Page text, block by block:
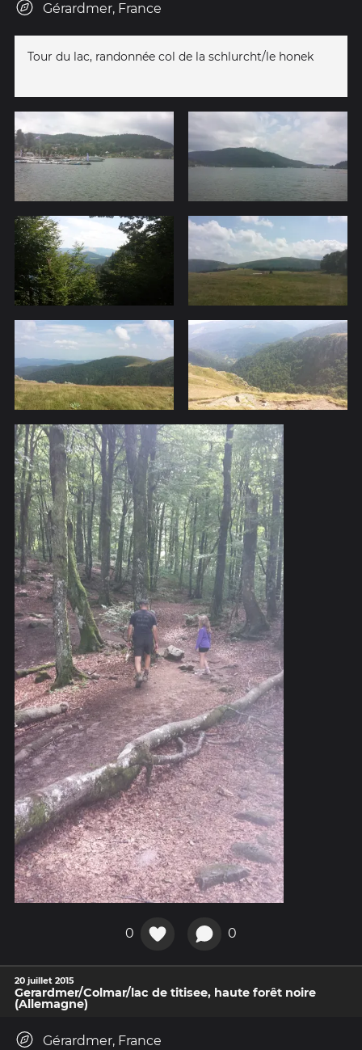
Gérardmer, France
Tour du lac, randonnée col de la schlurcht/le honek
0 0
20 juillet 2015
Gerardmer/Colmar/lac de titisee, haute forêt noire
(Allemagne)
Gérardmer, France